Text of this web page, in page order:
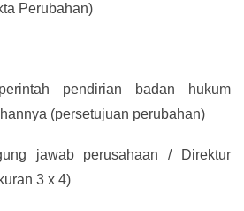
Perubahan)
pendirian badan hukum
(persetujuan perubahan)
jawab perusahaan / Direktur
3 x 4)